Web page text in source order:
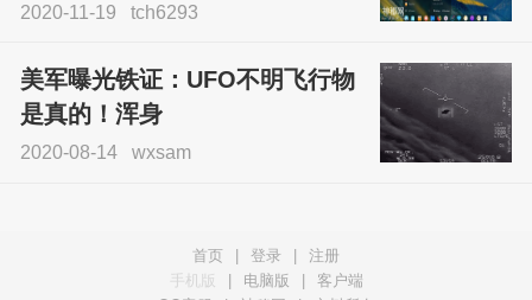
2020-11-19 tch6293
美军曝光铁证：UFO不明飞行物
是真的！浑身
2020-08-14 wxsam
首页 登录
注册
手机版
电脑版
客户端